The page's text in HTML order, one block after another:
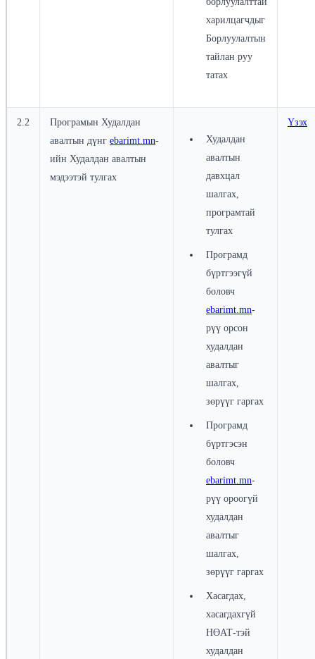
харилцагчдыг
Борлуулалтын
тайлан руу
татах
2.2
Програмын Худалдан
авалтын дүнг ebarimt.mn-
ийн Худалдан авалтын
мэдээтэй тулгах
Худалдан
авалтын
давхцал
шалгах,
програмтай
тулгах
Програмд
бүртгээгүй
боловч
ebarimt.mn-
рүү орсон
худалдан
авалтыг
шалгах,
зөрүүг гаргах
Програмд
бүртгэсэн
боловч
ebarimt.mn-
рүү ороогүй
худалдан
авалтыг
шалгах,
зөрүүг гаргах
Хасагдах,
хасагдахгүй
НӨАТ-тэй
худалдан
Үзэх